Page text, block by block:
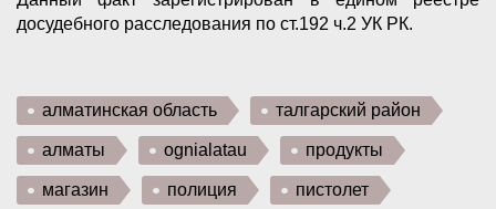
досудебного расследования по ст.192 ч.2 УК РК.
алматинская область талгарский район
алматы ognialatau продукты
магазин полиция пистолет